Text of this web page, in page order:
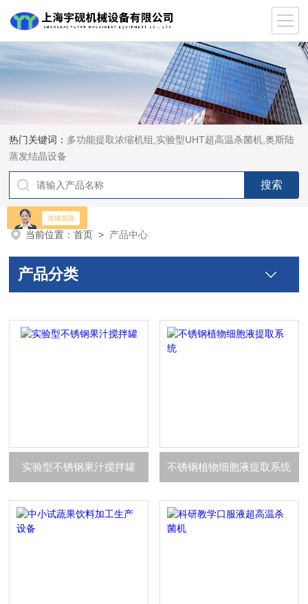
热门关键词： 多功能提取浓缩机组,实验型UHT超高温杀菌机,奥斯陆
蒸发结晶设备
当前位置：首页 > 产品中心
产品分类
实验型不锈钢果汁搅拌罐 不锈钢植物细胞液提取系统